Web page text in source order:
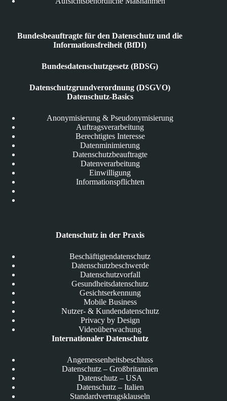
Bundesbeauftragte für den Datenschutz und die
Informationsfreiheit (BfDI)
Bundesdatenschutzgesetz (BDSG)
Datenschutzgrundverordnung (DSGVO)
Datenschutz-Basics
Anonymisierung & Pseudonymisierung
Auftragsverarbeitung
Berechtigtes Interesse
Datenminimierung
Datenschutzbeauftragte
Datenverarbeitung
Einwilligung
Informationspflichten
Datenschutz in der Praxis
Beschäftigtendatenschutz
Datenschutzbeschwerde
Datenschutzvorfall
Gesundheitsdatenschutz
Gesichtserkennung
Mobile Business
Nutzer- & Kundendatenschutz
Privacy by Design
Videoüberwachung
Internationaler Datenschutz
Angemessenheitsbeschluss
Datenschutz – Großbritannien
Datenschutz – USA
Datenschutz – Italien
Standardvertragsklauseln